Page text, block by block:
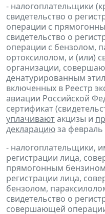
- налогоплательщики
свидетельство о
операции с
свидетельство о
операции с бензолом,
ортоксилолом, и (или)
организации,
денатурированным
включенных в Реестр
авиации Российской
сертификат
уплачиваютакцизы и
декларациюза февраль
- налогоплательщики,
регистрации лица,
прямогонным
регистрации лица,
бензолом,
свидетельство о
совершающей